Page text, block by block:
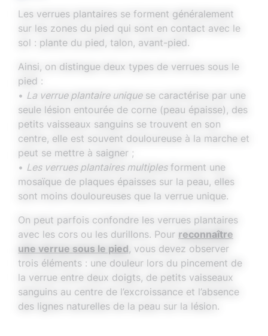
Les verrues plantaires se forment généralement
sur les zones du pied qui sont en contact avec le
sol : plante du pied, talon, avant-pied.
Ainsi, on distingue deux types de verrues sous le
pied :
• La verrue plantaire uniquese caractérise par une
seule lésion entourée de corne (peau épaisse), des
petits vaisseaux sanguins se trouvent en son
centre, elle est souvent douloureuse à la marche et
peut se mettre à saigner ;
• Les verrues plantaires multiplesforment une
mosaïque de plaques épaisses sur la peau, elles
sont moins douloureuses que la verrue unique.
On peut parfois confondre les verrues plantaires
avec les cors ou les durillons. Pour reconnaître
une verrue sous le pied, vous devez observer
trois éléments : une douleur lors du pincement de
la verrue entre deux doigts, de petits vaisseaux
sanguins au centre de l’excroissance et l’absence
des lignes naturelles de la peau sur la lésion.